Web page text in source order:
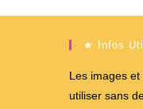
★ Infos
Les images
utiliser sans